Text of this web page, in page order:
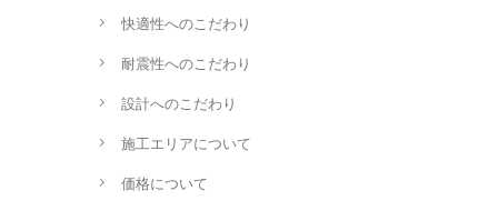
快適性へのこだわり
耐震性へのこだわり
設計へのこだわり
施工エリアについて
価格について